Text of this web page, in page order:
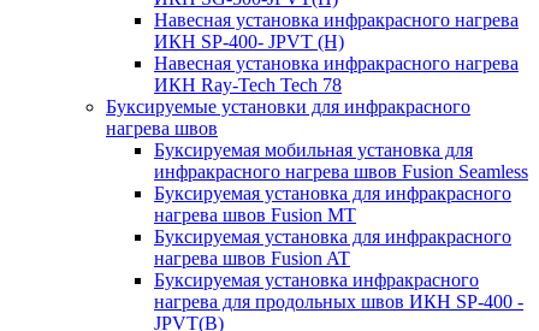
Навесная установка инфракрасного нагрева
ИКН SP-400- JPVT (Н)
Навесная установка инфракрасного нагрева
ИКН Ray-Tech Tech 78
Буксируемые установки для инфракрасного
нагрева швов
Буксируемая мобильная установка для
инфракрасного нагрева швов Fusion Seamless
Буксируемая установка для инфракрасного
нагрева швов Fusion MT
Буксируемая установка для инфракрасного
нагрева швов Fusion AT
Буксируемая установка инфракрасного
нагрева для продольных швов ИКН SP-400 -
JPVT(B)